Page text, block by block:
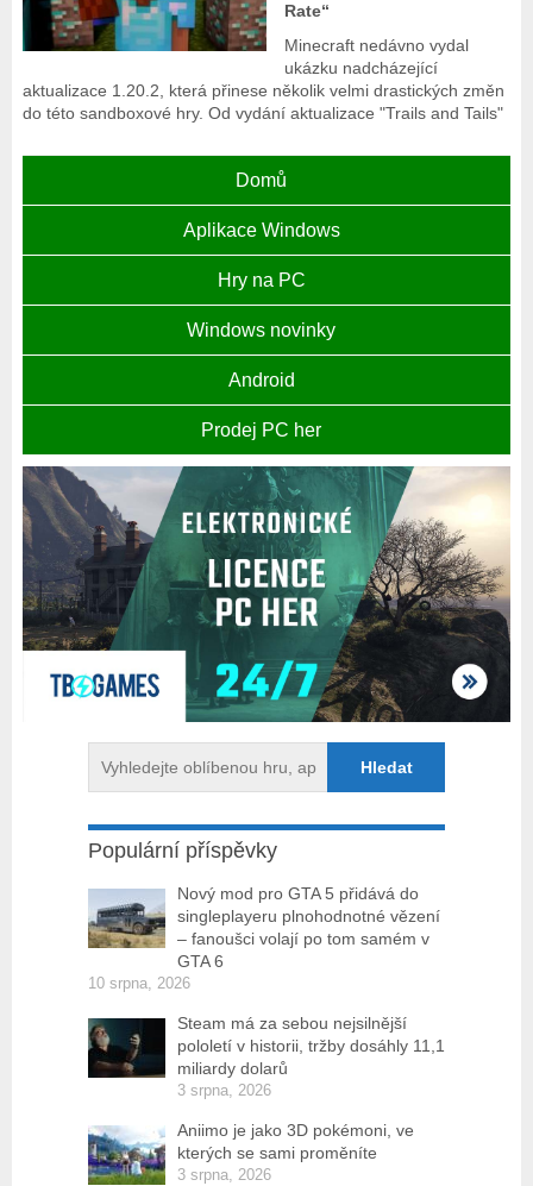
Rate“
Minecraft nedávno vydal
ukázku nadcházející
aktualizace 1.20.2, která přinese několik velmi drastických změn
do této sandboxové hry. Od vydání aktualizace "Trails and Tails"
Domů
Aplikace Windows
Hry na PC
Windows novinky
Android
Prodej PC her
Populární příspěvky
Nový mod pro GTA 5 přidává do
singleplayeru plnohodnotné vězení
– fanoušci volají po tom samém v
GTA 6
10 srpna, 2026
Steam má za sebou nejsilnější
pololetí v historii, tržby dosáhly 11,1
miliardy dolarů
3 srpna, 2026
Aniimo je jako 3D pokémoni, ve
kterých se sami proměníte
3 srpna, 2026